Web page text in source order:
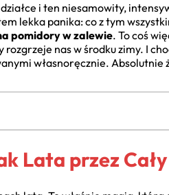
i ten niesamowity,
lekka panika: co z tym
pomidory w zalewie. To coś
nas w środku zimy. I
własnoręcznie. Absolutnie
Lata przez